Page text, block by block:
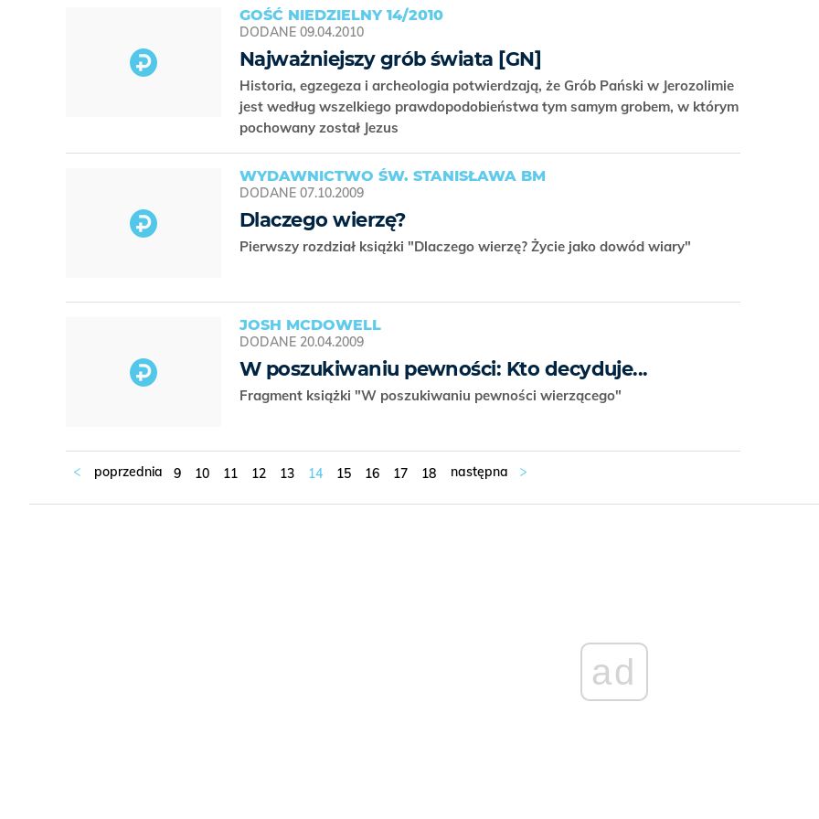
GOŚĆ NIEDZIELNY 14/2010
DODANE 09.04.2010
Najważniejszy grób świata [GN]
Historia, egzegeza i archeologia potwierdzają, że Grób Pański w Jerozolimie
jest według wszelkiego prawdopodobieństwa tym samym grobem, w którym
pochowany został Jezus
WYDAWNICTWO ŚW. STANISŁAWA BM
DODANE 07.10.2009
Dlaczego wierzę?
Pierwszy rozdział książki "Dlaczego wierzę? Życie jako dowód wiary"
JOSH MCDOWELL
DODANE 20.04.2009
W poszukiwaniu pewności: Kto decyduje...
Fragment książki "W poszukiwaniu pewności wierzącego"
9 10 11 12 13 14 15 16 17 18
ad